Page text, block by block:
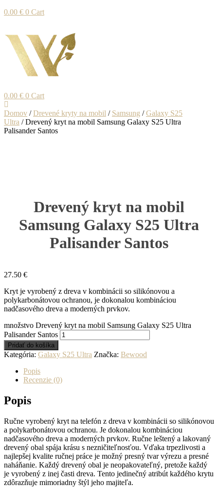
0.00 € 0 Cart
0.00 € 0 Cart
Domov /Drevené kryty na mobil / Samsung /Galaxy S25
Ultra / Drevený kryt na mobil Samsung Galaxy S25 Ultra
Palisander Santos
Drevený kryt na mobil
Samsung Galaxy S25 Ultra
Palisander Santos
27.50 €
Kryt je vyrobený z dreva v kombinácii so silikónovou a
polykarbonátovou ochranou, je dokonalou kombináciou
nadčasového dreva a moderných prvkov.
množstvo Drevený kryt na mobil Samsung Galaxy S25 Ultra
Palisander Santos
Pridať do košíka
Kategória: Galaxy S25 Ultra Značka: Bewood
Popis
Recenzie (0)
Popis
Ručne vyrobený kryt na telefón z dreva v kombinácii so silikónovou
a polykarbonátovou ochranou. Je dokonalou kombináciou
nadčasového dreva a moderných prvkov. Ručne leštený a lakovaný
drevený obal spája krásu s nezničiteľnosťou. Vďaka trpezlivosti a
najlepšej kvalite ručnej práce je možný presný tvar výrezu a presné
naháňanie. Každý drevený obal je neopakovateľný, pretože každý
je vyrobený z inej časti dreva. Tento jedinečný atribút každého krytu
zdôrazňuje mimoriadny štýl jeho majiteľa.